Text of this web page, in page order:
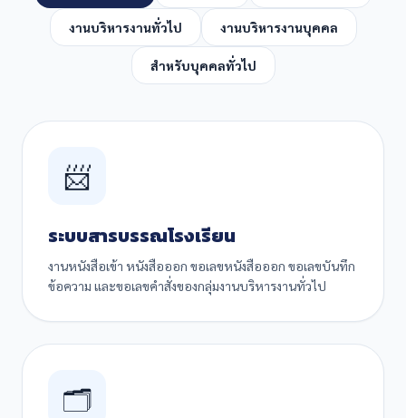
งานบริหารงานทั่วไป งานบริหารงานบุคคล
สำหรับบุคคลทั่วไป
📨
ระบบสารบรรณโรงเรียน
งานหนังสือเข้า หนังสือออก ขอเลขหนังสือออก ขอเลขบันทึก
ข้อความ และขอเลขคำสั่งของกลุ่มงานบริหารงานทั่วไป
🗂️